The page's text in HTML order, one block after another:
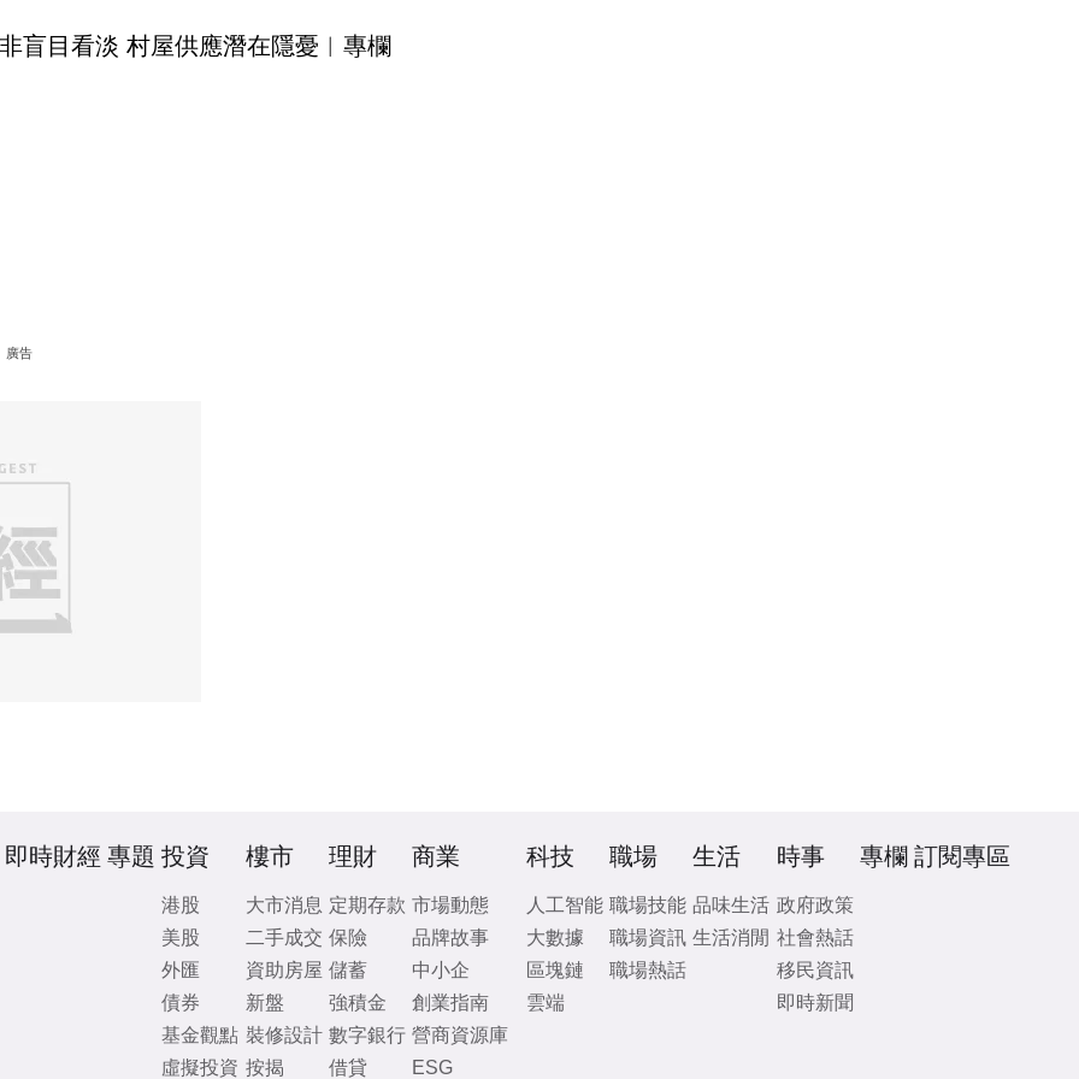
盲目看淡 村屋供應潛在隱憂︳專欄
廣告
即時財經 專題 投資
港股
美股
外匯
債券
基金觀點
虛擬投資
樓市
大市消息
二手成交
資助房屋
新盤
裝修設計
按揭
理財
定期存款
保險
儲蓄
強積金
數字銀行
借貸
商業
市場動態
品牌故事
中小企
創業指南
營商資源庫
ESG
科技
人工智能
大數據
區塊鏈
雲端
職場
職場技能
職場資訊
職場熱話
生活
品味生活
生活消閒
時事
政府政策
社會熱話
移民資訊
即時新聞
專欄 訂閱專區